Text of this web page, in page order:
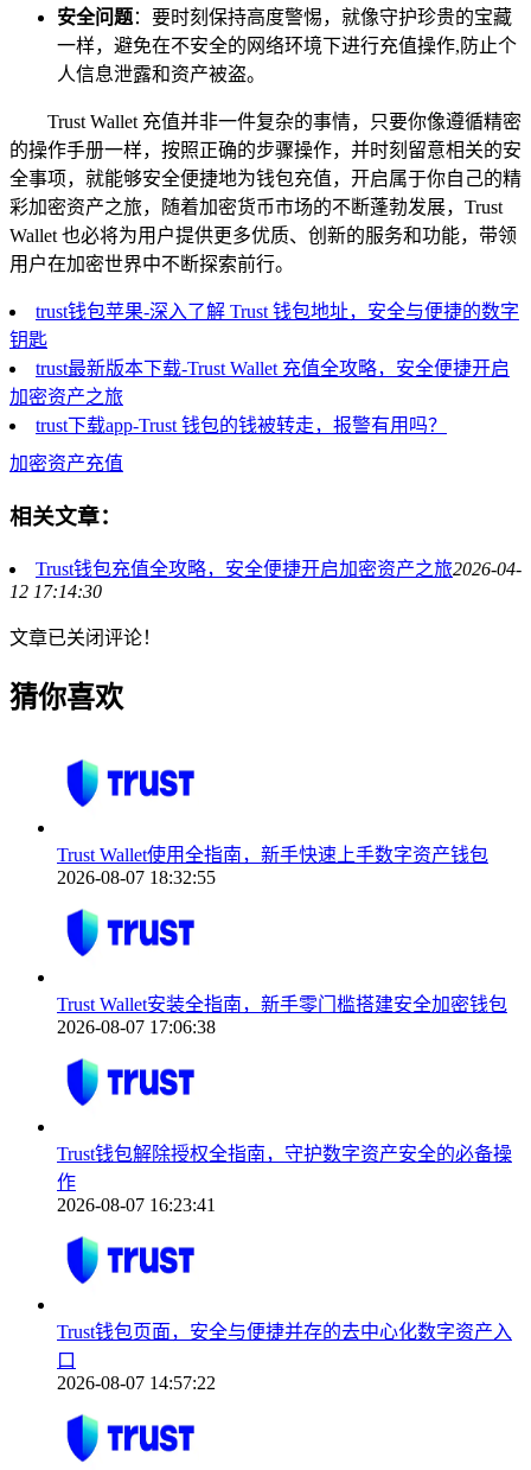
安全问题：要时刻保持高度警惕，就像守护珍贵的宝藏
一样，避免在不安全的网络环境下进行充值操作,防止个
人信息泄露和资产被盗。
Trust Wallet 充值并非一件复杂的事情，只要你像遵循精密
的操作手册一样，按照正确的步骤操作，并时刻留意相关的安
全事项，就能够安全便捷地为钱包充值，开启属于你自己的精
彩加密资产之旅，随着加密货币市场的不断蓬勃发展，Trust
Wallet 也必将为用户提供更多优质、创新的服务和功能，带领
用户在加密世界中不断探索前行。
trust钱包苹果-深入了解 Trust 钱包地址，安全与便捷的数字
钥匙
trust最新版本下载-Trust Wallet 充值全攻略，安全便捷开启
加密资产之旅
trust下载app-Trust 钱包的钱被转走，报警有用吗？
加密资产充值
相关文章：
Trust钱包充值全攻略，安全便捷开启加密资产之旅2026-04-
12 17:14:30
文章已关闭评论！
猜你喜欢
Trust Wallet使用全指南，新手快速上手数字资产钱包
2026-08-07 18:32:55
Trust Wallet安装全指南，新手零门槛搭建安全加密钱包
2026-08-07 17:06:38
Trust钱包解除授权全指南，守护数字资产安全的必备操
作
2026-08-07 16:23:41
Trust钱包页面，安全与便捷并存的去中心化数字资产入
口
2026-08-07 14:57:22